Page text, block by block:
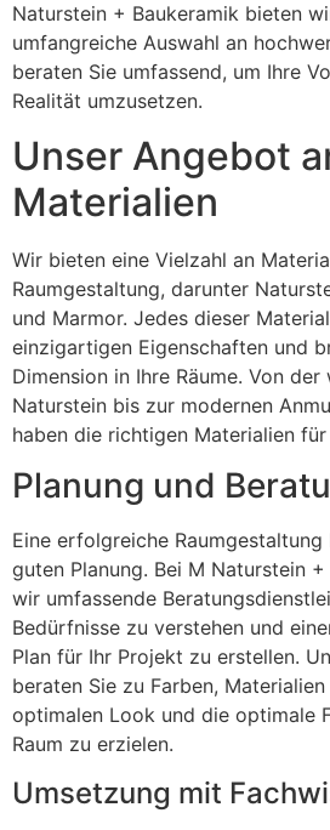
Naturstein + Baukeramik bieten
umfangreiche Auswahl an
beraten Sie umfassend, um Ihre
Realität umzusetzen.
Unser Angebot
Materialien
Wir bieten eine Vielzahl an
Raumgestaltung, darunter
und Marmor. Jedes dieser
einzigartigen Eigenschaften und
Dimension in Ihre Räume. Von
Naturstein bis zur modernen
haben die richtigen Materialien
Planung und
Eine erfolgreiche
guten Planung. Bei M Naturstein
wir umfassende
Bedürfnisse zu verstehen und
Plan für Ihr Projekt zu erstellen.
beraten Sie zu Farben,
optimalen Look und die optimale
Raum zu erzielen.
Umsetzung mit